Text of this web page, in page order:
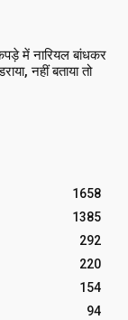
में नारियल बांधकर
नहीं बताया तो
1658
1385
292
220
154
94